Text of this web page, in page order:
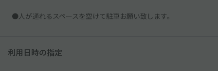
●人が通れるスペースを空けて駐車お願い致します。
利用日時の指定